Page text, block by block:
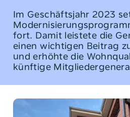
Soziale Beratung
Gemeinschaft erleben
Nachhaltigkeit
Im Geschäftsjahr 2023
fort. Damit ­leistete die
einen wichtigen Beitrag
und erhöhte die
künftige